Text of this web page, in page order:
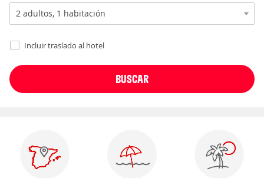
Incluir traslado al hotel